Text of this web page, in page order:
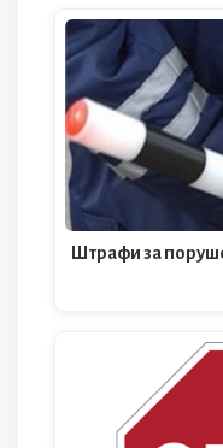
Штрафи за